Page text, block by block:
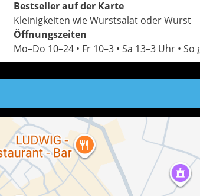
Bestseller auf der Karte
Kleinigkeiten wie Wurstsalat oder Wurst
Öffnungszeiten
Mo–Do 10–24 • Fr 10–3 • Sa 13–3 Uhr •